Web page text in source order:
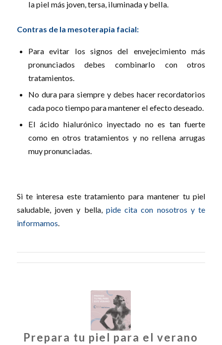
la piel más joven, tersa, iluminada y bella.
Contras de la mesoterapia facial:
Para evitar los signos del envejecimiento más
pronunciados debes combinarlo con otros
tratamientos.
No dura para siempre y debes hacer recordatorios
cada poco tiempo para mantener el efecto deseado.
El ácido hialurónico inyectado no es tan fuerte
como en otros tratamientos y no rellena arrugas
muy pronunciadas.
Si te interesa este tratamiento para mantener tu piel
saludable, joven y bella, pide cita con nosotros y te
informamos
Prepara tu piel para el verano